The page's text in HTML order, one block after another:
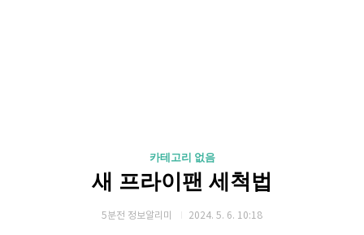
카테고리 없음
새 프라이팬 세척법
5분전 정보알리미 2024. 5. 6. 10:18